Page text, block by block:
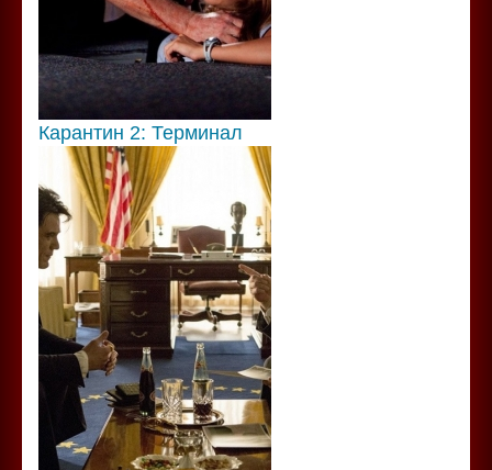
Карантин 2: Терминал